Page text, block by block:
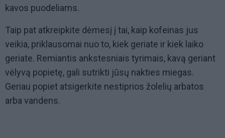
kavos puodeliams.
Taip pat atkreipkite dėmesį į tai, kaip kofeinas jus
veikia, priklausomai nuo to, kiek geriate ir kiek laiko
geriate. Remiantis ankstesniais tyrimais, kavą geriant
vėlyvą popietę, gali sutrikti jūsų nakties miegas.
Geriau popiet atsigerkite nestiprios žolelių arbatos
arba vandens.